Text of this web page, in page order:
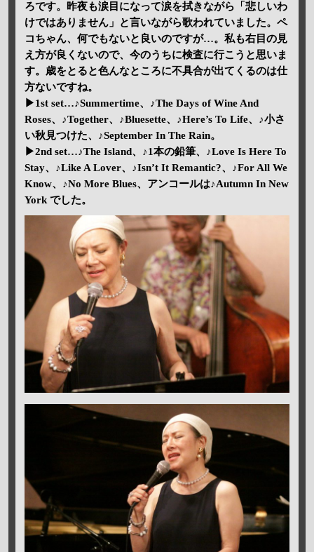
ろです。昨夜も涙目になって涙を拭きながら「悲しいわ
けではありません」と言いながら歌われていました。ペ
コちゃん、何でもないと良いのですが…。私も右目の見
え方が良くないので、今のうちに検査に行こうと思いま
す。歳をとると色んなところに不具合が出てくるのは仕
方ないですね。
▶1st set…♪Summertime、♪The Days of Wine And
Roses、♪Together、♪Bluesette、♪Here’s To Life、♪小さ
い秋見つけた、♪September In The Rain。
▶2nd set…♪The Island、♪1本の鉛筆、♪Love Is Here To
Stay、♪Like A Lover、♪Isn’t It Remantic?、♪For All We
Know、♪No More Blues、アンコールは♪Autumn In New
York でした。